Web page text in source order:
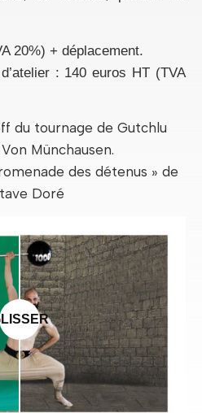
20%) + déplacement.
: 140 euros HT (TVA
du tournage de Gutchlu
Münchausen.
des détenus » de
Doré